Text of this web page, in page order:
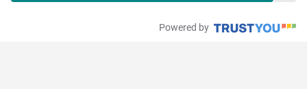
Powered by